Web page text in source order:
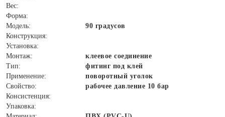
Вес:
Форма:
Модель:
90 градусов
Конструкция:
Установка:
Монтаж:
клеевое соединение
Тип:
фитинг под клей
Применение:
поворотный уголок
Свойство:
рабочее давление 10 бар
Консистенция:
Упаковка: